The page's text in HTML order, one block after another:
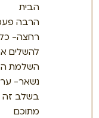
הבית
הרבה
רחצה- כל
להשלים
השלמת
נשאר-
בשלב זה
מתוכם